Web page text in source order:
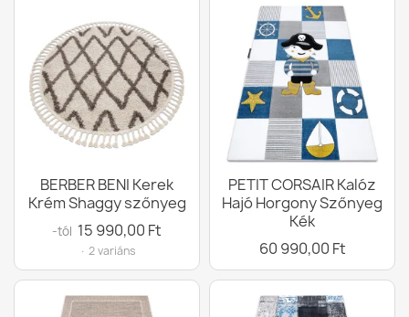
BERBER BENI Kerek
Krém Shaggy szőnyeg
-tól 15 990,00 Ft
· 2 variáns
PETIT CORSAIR Kalóz
Hajó Horgony Szőnyeg
Kék
60 990,00 Ft